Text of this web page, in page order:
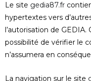
Le site gedia87.fr
hypertextes vers
l’autorisation de GEDIA.
possibilité de vérifier le
n’assumera en
La navigation sur le site